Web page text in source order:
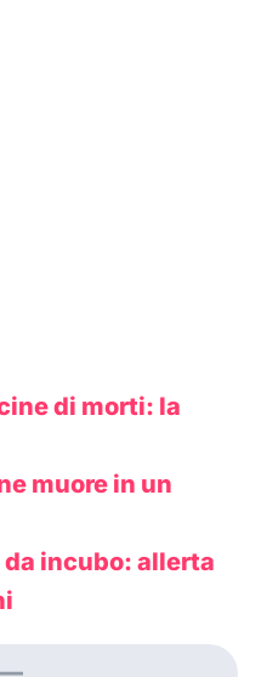
di morti: la
muore in un
incubo: allerta